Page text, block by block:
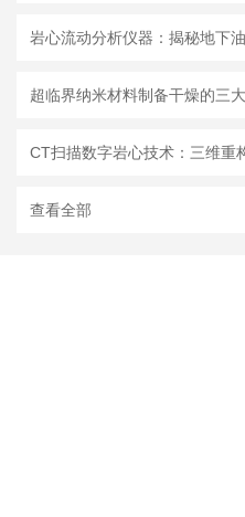
查看全部